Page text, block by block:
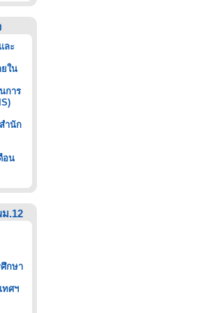
ละ
ใน
การ
ำนัก
อน
.12
ศึกษา
ทศฯ